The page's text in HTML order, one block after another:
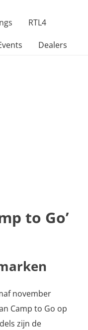
RTL4
Dealers
to Go’
november
Camp to Go op
zijn de